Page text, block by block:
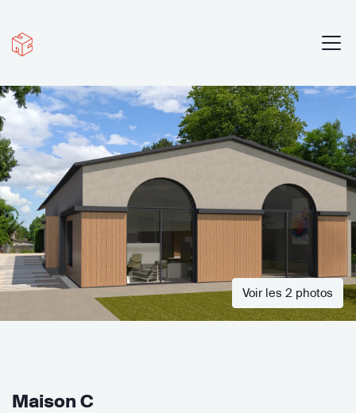
Voir les 2 photos
Maison C